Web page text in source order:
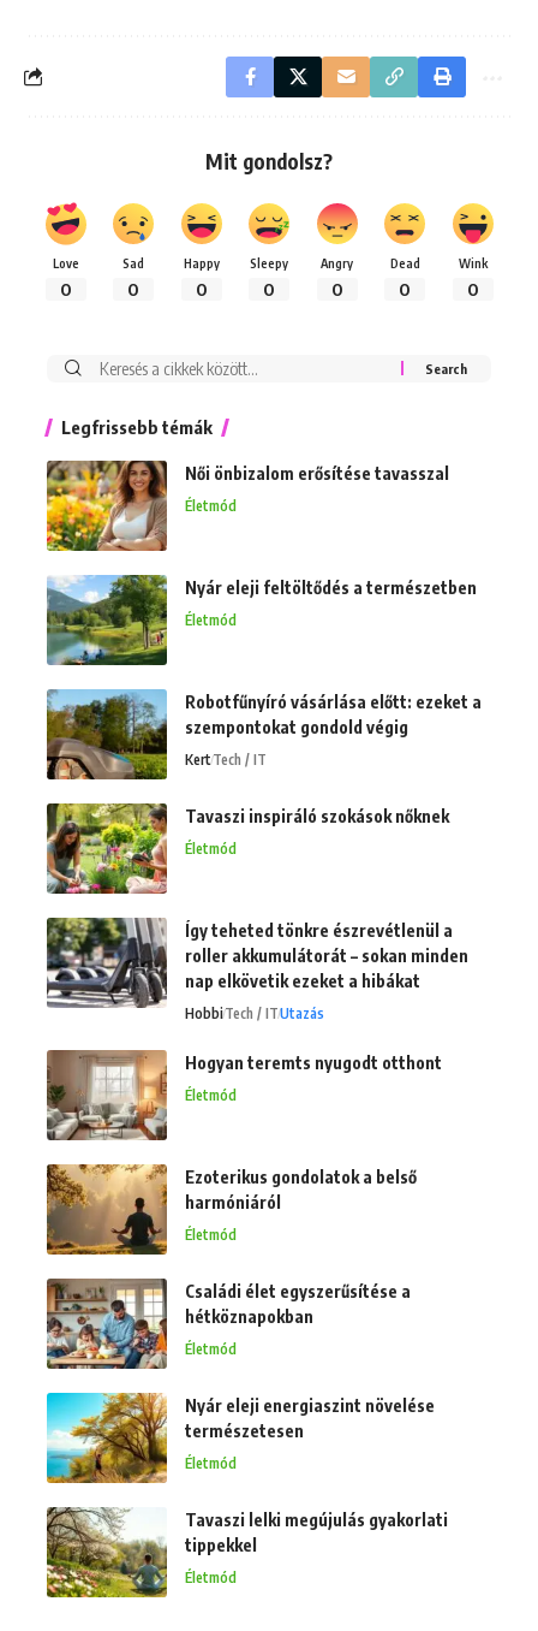
Mit gondolsz?
Love
0
Sad
0
Happy
0
Sleepy
0
Angry
0
Dead
0
Wink
0
Keresés:
Legfrissebb témák
Női önbizalom erősítése tavasszal
Életmód
Nyár eleji feltöltődés a természetben
Életmód
Robotfűnyíró vásárlása előtt: ezeket a
szempontokat gondold végig
KertTech / IT
Tavaszi inspiráló szokások nőknek
Életmód
Így teheted tönkre észrevétlenül a
roller akkumulátorát – sokan minden
nap elkövetik ezeket a hibákat
HobbiTech / ITUtazás
Hogyan teremts nyugodt otthont
Életmód
Ezoterikus gondolatok a belső
harmóniáról
Életmód
Családi élet egyszerűsítése a
hétköznapokban
Életmód
Nyár eleji energiaszint növelése
természetesen
Életmód
Tavaszi lelki megújulás gyakorlati
tippekkel
Életmód